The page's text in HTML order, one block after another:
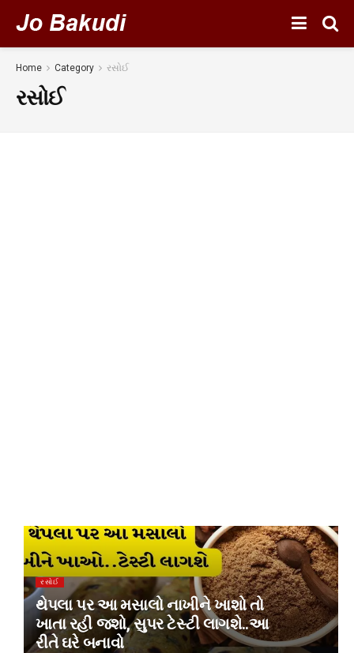
Home Category રસોઈ
રસોઈ
રસોઈ
થેપલા પર આ મસાલો નાખીને ખાશો તો
ખાતા રહી જશો, સુપર ટેસ્ટી લાગશે..આ
રીતે ઘરે બનાવો